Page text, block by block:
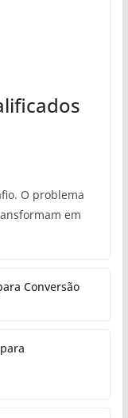
O problema
em
Conversão